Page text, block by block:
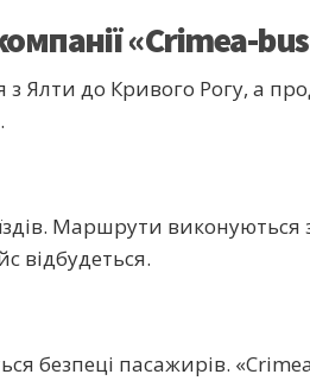
«Crimea-
Ялти до Кривого Рогу, а
Маршрути
відбудеться.
безпеці пасажирів.